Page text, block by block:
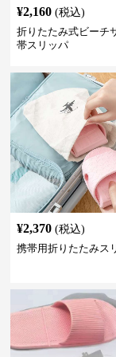
¥2,160 (税込)
折りたたみ式ビーチ
帯スリッパ
¥2,370 (税込)
携帯用折りたたみス